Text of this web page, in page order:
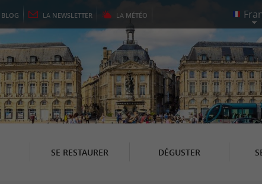
BLOG LA NEWSLETTER LA MÉTÉO
SE RESTAURER DÉGUSTER